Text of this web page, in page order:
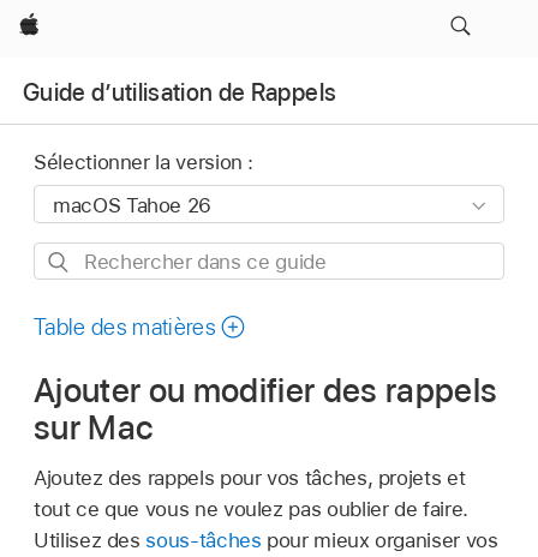
Apple
Guide d’utilisation de Rappels
Sélectionner la version :
Rechercher
ce
Table des matières
Ajouter ou modifier des rappels
sur Mac
Ajoutez des rappels pour vos tâches, projets et
tout ce que vous ne voulez pas oublier de faire.
Utilisez des sous-tâches pour mieux organiser vos